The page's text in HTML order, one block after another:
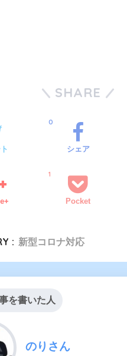
SHARE
シェア
0
Pocket
1
: 新型コロナ対応
を書いた人
のりさん